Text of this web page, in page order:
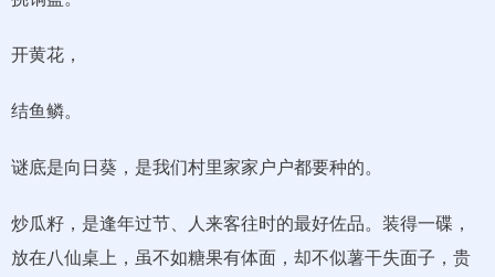
开黄花，
结鱼鳞。
谜底是向日葵，是我们村里家家户户都要种的。
炒瓜籽，是逢年过节、人来客往时的最好佐品。装得一碟，
放在八仙桌上，虽不如糖果有体面，却不似薯干失面子，贵